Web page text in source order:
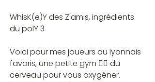
WhisK(e)Y des Z'amis, ingrédients
du polY 3
Voici pour mes joueurs du lyonnais
favoris, une petite gym 🤸‍♂️ du
cerveau pour vous oxygéner.